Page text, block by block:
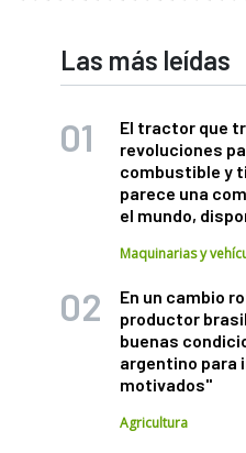
Las más leídas
El tractor que
revoluciones
combustible y
parece una
el mundo,
Maquinarias y
En un cambio
productor
buenas
argentino para
motivados"
Agricultura